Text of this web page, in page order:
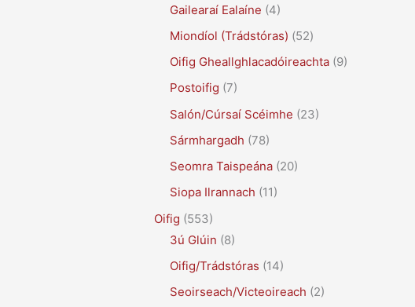
Gailearaí Ealaíne (4)
Miondíol (Trádstóras) (52)
Oifig Gheallghlacadóireachta (9)
Postoifig (7)
Salón/Cúrsaí Scéimhe (23)
Sármhargadh (78)
Seomra Taispeána (20)
Siopa Ilrannach (11)
Oifig (553)
3ú Glúin (8)
Oifig/Trádstóras (14)
Seoirseach/Victeoireach (2)